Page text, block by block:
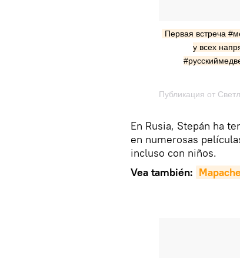
Первая встреча
у всех
En Rusia, Stepán ha
en numerosas
incluso con niños.
Vea también: